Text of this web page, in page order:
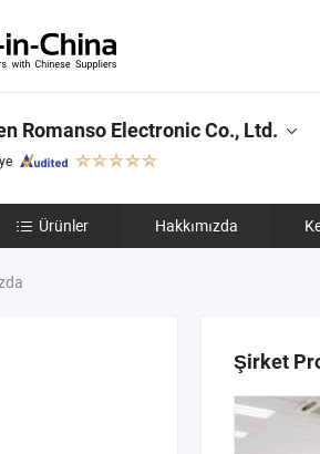
Romanso Electronic Co., Ltd.
Ürünler Hakkımızda
Şirket